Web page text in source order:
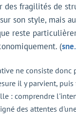
fragilités de
son style, mais
reste
(
ne consiste
il y parvient,
: comprendre
des attentes